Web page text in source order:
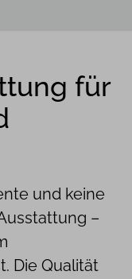
für
und keine
–
Die Qualität